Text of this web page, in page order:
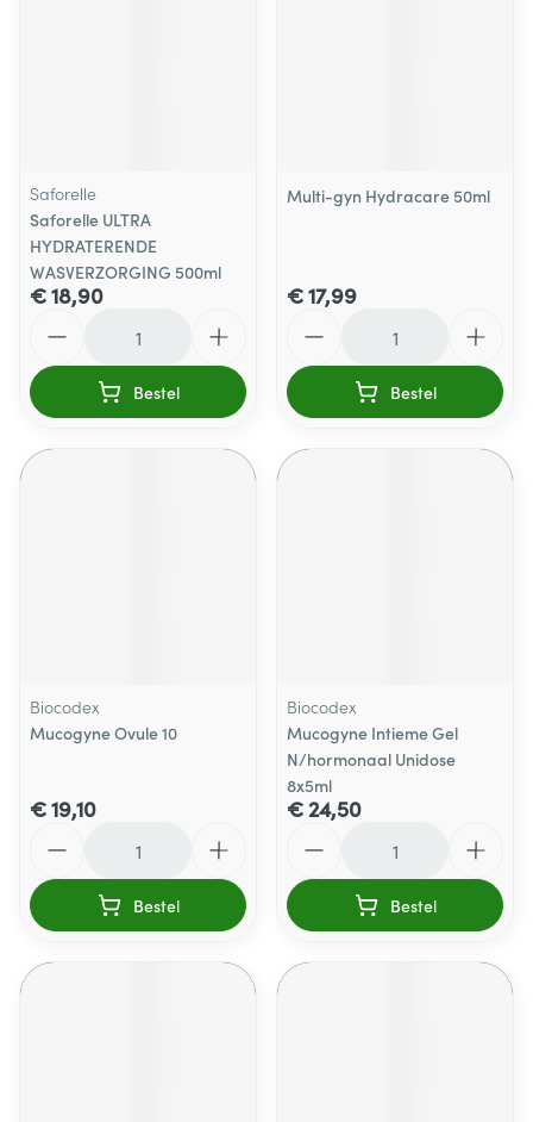
Saforelle
Saforelle ULTRA
HYDRATERENDE
WASVERZORGING 500ml
€ 18,90
Bestel
Multi-gyn Hydracare 50ml
€ 17,99
Bestel
Biocodex
Mucogyne Ovule 10
€ 19,10
Bestel
Biocodex
Mucogyne Intieme Gel
N/hormonaal Unidose
8x5ml
€ 24,50
Bestel